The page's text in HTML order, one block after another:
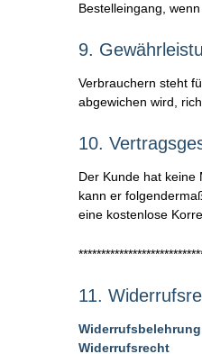
Bestelleingang,
9.
Verbrauchern steht
abgewichen wird,
10.
Der Kunde hat keine
kann er
eine kostenlose
11.
Widerrufsbelehrung
Widerrufsrecht